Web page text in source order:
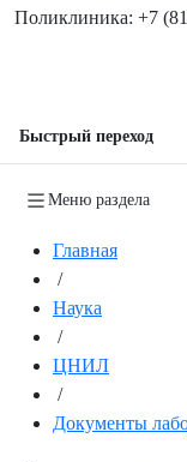
Поликлиника: +7
Быстрый переход
Меню раздела
Главная
/
Наука
/
ЦНИЛ
/
Документы